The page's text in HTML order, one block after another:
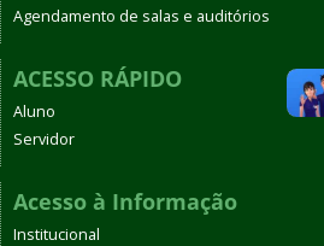
Agendamento de salas e auditórios
ACESSO RÁPIDO
Aluno
Servidor
Acesso à Informação
Institucional